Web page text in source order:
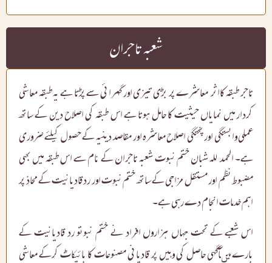
شعبہ تاجران
تاجر طبقہ کااثر معاشرے پر بڑی تیزی اور گہرائی سے پڑتا ہے یہ طبقہ معاشی
کردار میں نمایاں حیثیت کا حامل ہوتا ہے اس طبقہ کی اصلاح دین کے ساتھ
عملی وابستگی اور پختگی اصلاح معاشرہ اور مقاصد دینیہ کے حصول کیلئے ضروری
ہے۔ الحمد للہ شبان ختم نبوت شعبہ تاجران کے نام سے اس طبقہ میں بھی
مضبوط نظم اور مستقل مزاجی کے ساتھ ختم نبوت اور رد قادیانیت کے محاذ پر
اہم خدمات انجام دے رہی ہے۔
اس شعبے کے تحت جہاں ہزاروں افراد نے ختم نبوتو رد قادیانیت کے
بارے میںآگہی حاصل کی وہیں پر قادیانی مصنوعات کا بائیکاٹ کرکے معاشی